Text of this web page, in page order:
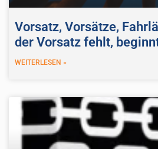
Vorsatz, Vorsätze,
der Vorsatz fehlt,
WEITERLESEN »